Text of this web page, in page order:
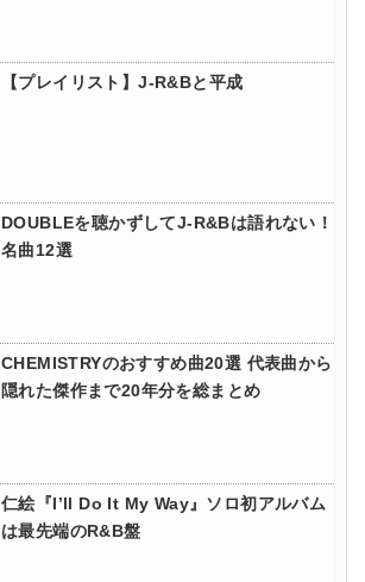
【プレイリスト】J-R&Bと平成
DOUBLEを聴かずしてJ-R&Bは語れない！
名曲12選
CHEMISTRYのおすすめ曲20選 代表曲から
隠れた傑作まで20年分を総まとめ
仁絵『I’ll Do It My Way』ソロ初アルバム
は最先端のR&B盤